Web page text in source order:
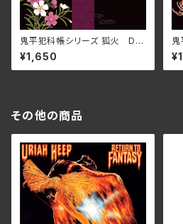
鬼平犯科帳シリーズ 狐火 DL
BK-203(仕様:CD)
¥1,650
その他の商品